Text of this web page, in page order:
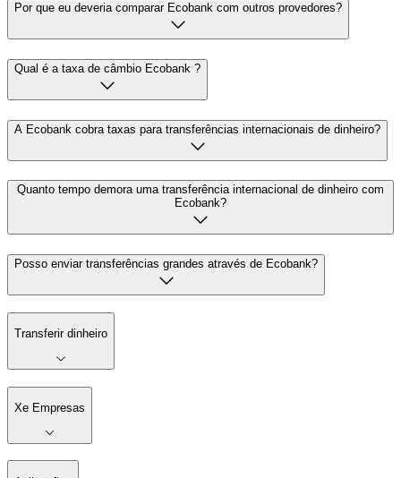
Por que eu deveria comparar Ecobank com outros provedores?
Qual é a taxa de câmbio Ecobank ?
A Ecobank cobra taxas para transferências internacionais de dinheiro?
Quanto tempo demora uma transferência internacional de dinheiro com
Ecobank?
Posso enviar transferências grandes através de Ecobank?
Transferir dinheiro
Xe Empresas